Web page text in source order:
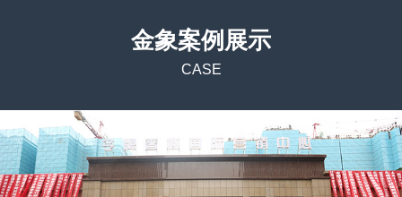
金象案例展示
CASE